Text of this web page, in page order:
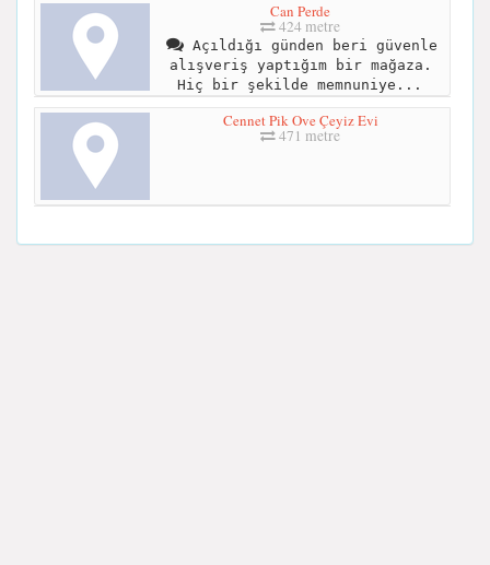
Can Perde
424 metre
Açıldığı günden beri güvenle
alışveriş yaptığım bir mağaza.
Hiç bir şekilde memnuniye...
Cennet Pik Ove Çeyiz Evi
471 metre